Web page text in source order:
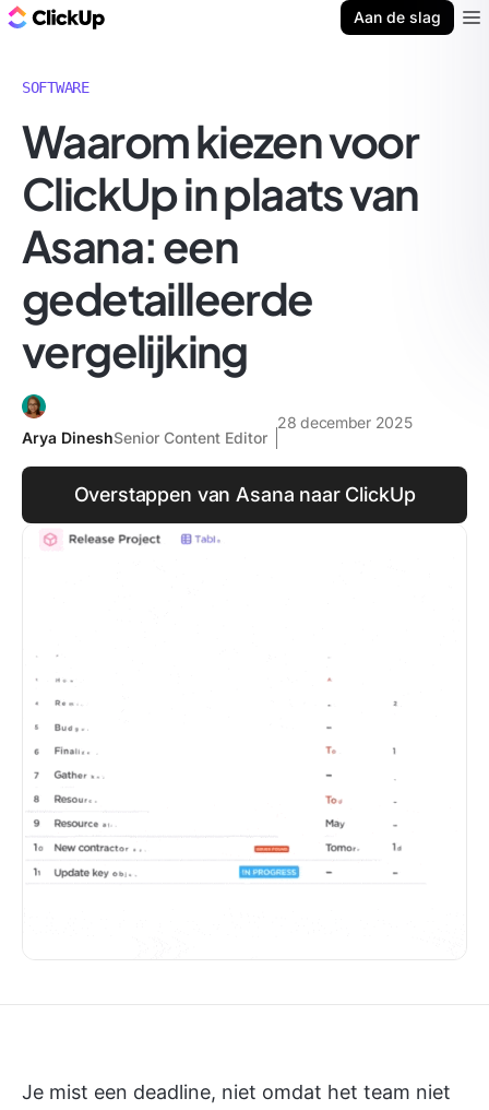
Aan de slag
SOFTWARE
Waarom kiezen voor
ClickUp in plaats van
Asana: een
gedetailleerde
vergelijking
Arya DineshSenior Content Editor
28 december 2025
Overstappen van Asana naar ClickUp
Je mist een deadline, niet omdat het team niet